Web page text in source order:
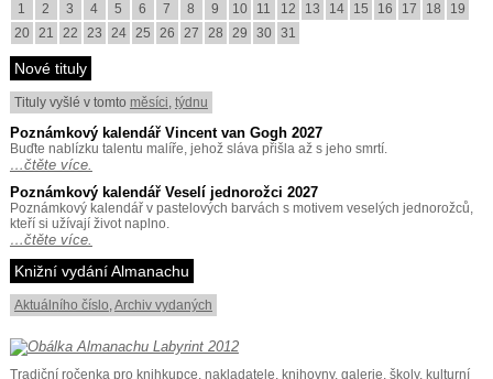
1
2 3 4 5 6 7 8 9 10 11 12 13 14 15 16 17 18
19
20 21 22 23 24 25 26 27 28 29 30 31
Nové tituly
Tituly vyšlé v tomto měsíci, týdnu
Poznámkový kalendář Vincent van Gogh 2027
Buďte nablízku talentu malíře, jehož sláva přišla až s jeho smrtí.
…čtěte více.
Poznámkový kalendář Veselí jednorožci 2027
Poznámkový kalendář v pastelových barvách s motivem veselých jednorožců,
kteří si užívají život naplno.
…čtěte více.
Knižní vydání Almanachu
Aktuálního číslo,Archiv vydaných
Tradiční ročenka pro knihkupce, nakladatele, knihovny, galerie, školy, kulturní